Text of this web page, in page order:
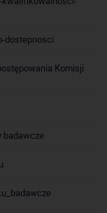
dostepnosci
Komisji
badawcze